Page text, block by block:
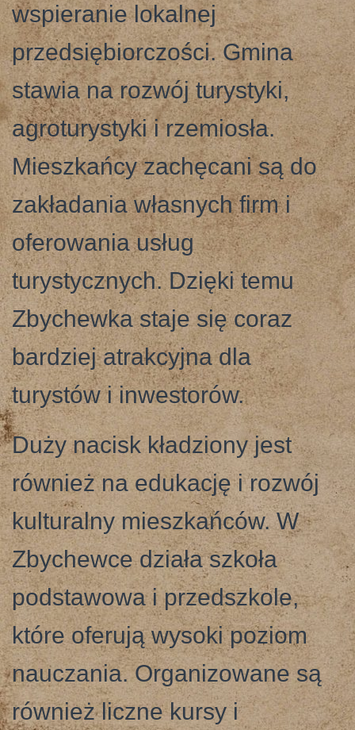
wspieranie lokalnej
przedsiębiorczości. Gmina
stawia na rozwój turystyki,
agroturystyki i rzemiosła.
Mieszkańcy zachęcani są do
zakładania własnych firm i
oferowania usług
turystycznych. Dzięki temu
Zbychewka staje się coraz
bardziej atrakcyjna dla
turystów i inwestorów.
Duży nacisk kładziony jest
również na edukację i rozwój
kulturalny mieszkańców. W
Zbychewce działa szkoła
podstawowa i przedszkole,
które oferują wysoki poziom
nauczania. Organizowane są
również liczne kursy i